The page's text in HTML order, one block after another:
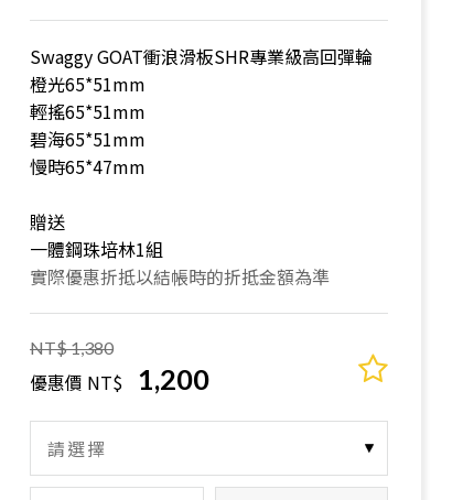
Swaggy GOAT衝浪滑板SHR專業級高回彈輪
橙光65*51mm
輕搖65*51mm
碧海65*51mm
慢時65*47mm
贈送
一體鋼珠培林1組
實際優惠折抵以結帳時的折抵金額為準
NT$ 1,380
優惠價 NT$ 1,200